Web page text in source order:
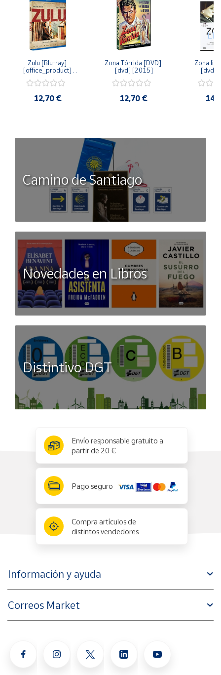
Zulu [Blu-ray]
[office_product]
12,70 €
Zona Tórrida [DVD]
[dvd] [2015]
12,70 €
Zona
[dvd]
Camino de Santiago
Novedades en Libros
Distintivo DGT
Envío responsable gratuito a
partir de 20 €
Pago seguro
Compra artículos de
distintos vendedores
Información y ayuda
Correos Market